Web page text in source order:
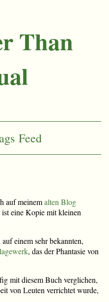
Than
Feed
auf meinemalten Blog
eine Kopie mit kleinen
einem sehr bekannten,
, das der Phantasie von
mit diesem Buch verglichen,
von Leuten verrichtet wurde,